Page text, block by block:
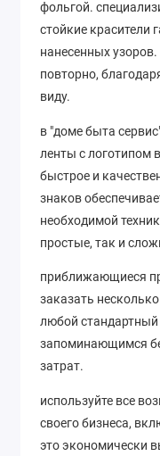
фольгой.
стойкие красители
нанесенных
повторно,
виду.
в "доме быта
ленты с логотипом
быстрое и
знаков
необходимой
простые, так и
приближающиеся
заказать
любой
запоминающимся
затрат.
используйте все
своего бизнеса,
это экономически